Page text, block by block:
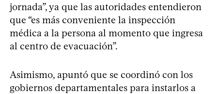
jornada”, ya que las autoridades entendieron
que “es más conveniente la inspección
médica a la persona al momento que ingresa
al centro de evacuación”.
Asimismo, apuntó que se coordinó con los
gobiernos departamentales para instarlos a